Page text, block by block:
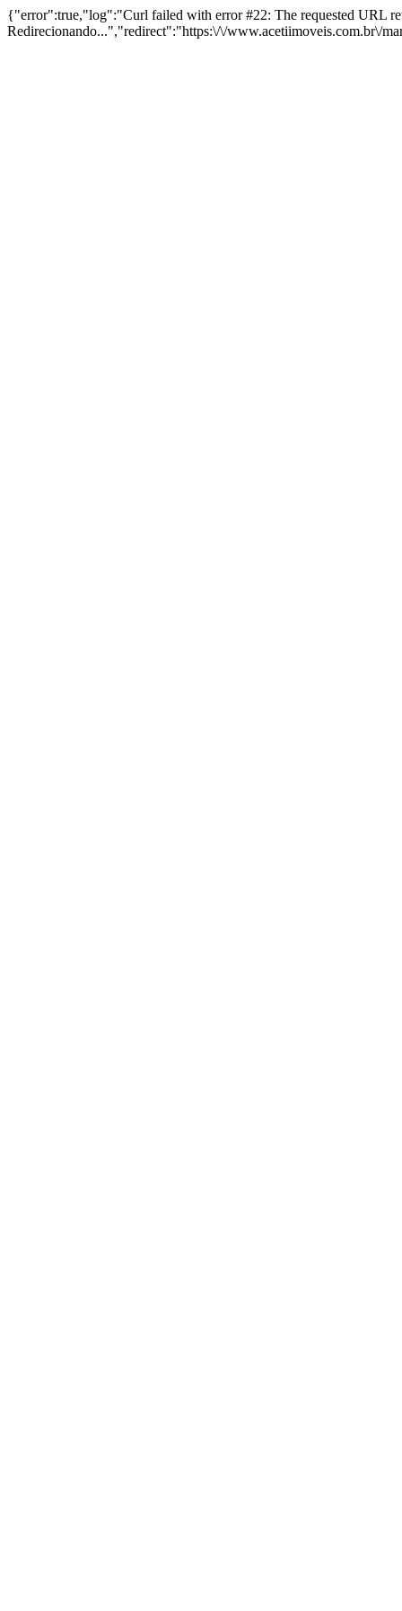
{"error":true,"log":"Curl failed with error #22: The requested URL
Redirecionando...","redirect":"https:\/\/www.acetiimoveis.com.br\/